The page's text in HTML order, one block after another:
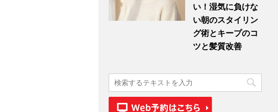
い！湿気に負けな
い朝のスタイリン
グ術とキープのコ
ツと髪質改善